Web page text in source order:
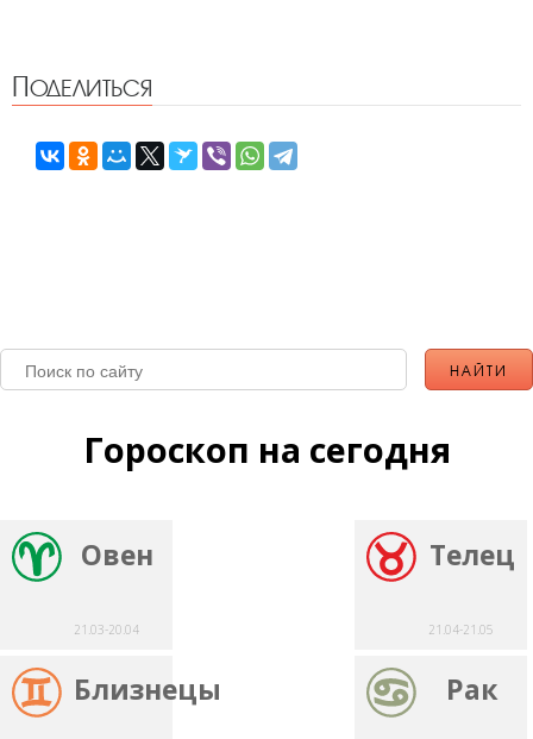
Поделиться
Гороскоп на сегодня
Овен
21.03-20.04
Телец
21.04-21.05
Близнецы Рак